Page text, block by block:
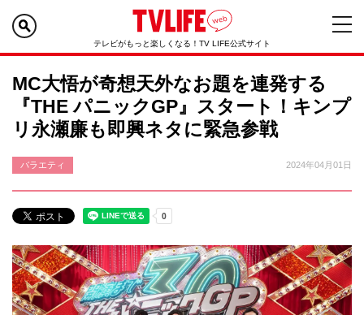
テレビがもっと楽しくなる！TV LIFE公式サイト
MC大悟が奇想天外なお題を連発する
『THE パニックGP』スタート！キンプ
リ永瀬廉も即興ネタに緊急参戦
バラエティ 2024年04月01日